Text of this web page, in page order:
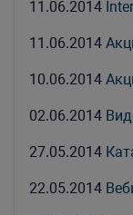
11.06.2014
11.06.2014
10.06.2014
02.06.2014
27.05.2014
22.05.2014